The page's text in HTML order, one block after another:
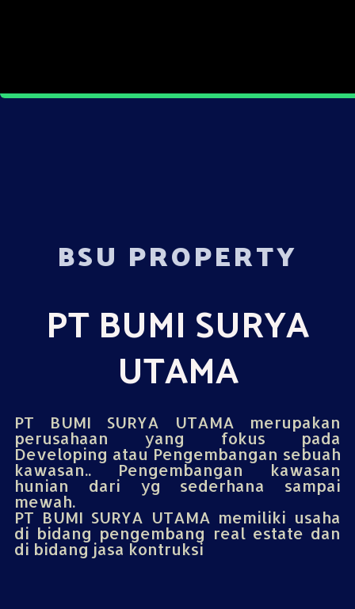
BSU PROPERTY
PT BUMI SURYA
UTAMA
PT BUMI SURYA UTAMA merupakan
perusahaan yang fokus pada
Developing atau Pengembangan sebuah
kawasan.. Pengembangan kawasan
hunian dari yg sederhana sampai
mewah.
PT BUMI SURYA UTAMA memiliki usaha
di bidang pengembang real estate dan
di bidang jasa kontruksi